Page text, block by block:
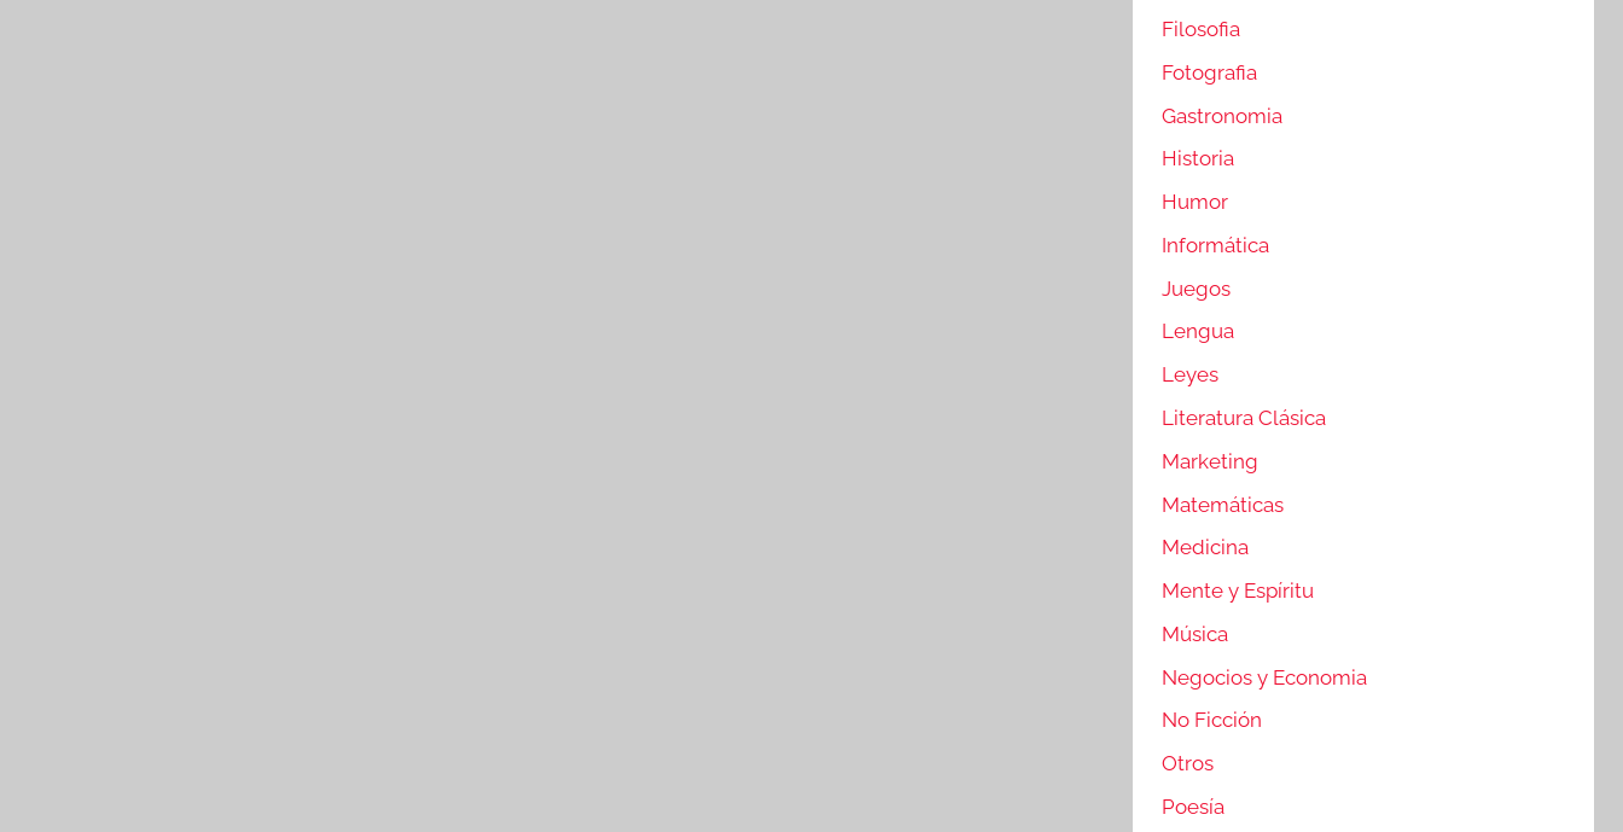
Filosofia
Fotografia
Gastronomia
Historia
Humor
Informática
Juegos
Lengua
Leyes
Literatura Clásica
Marketing
Matemáticas
Medicina
Mente y Espíritu
Música
Negocios y Economia
No Ficción
Otros
Poesía